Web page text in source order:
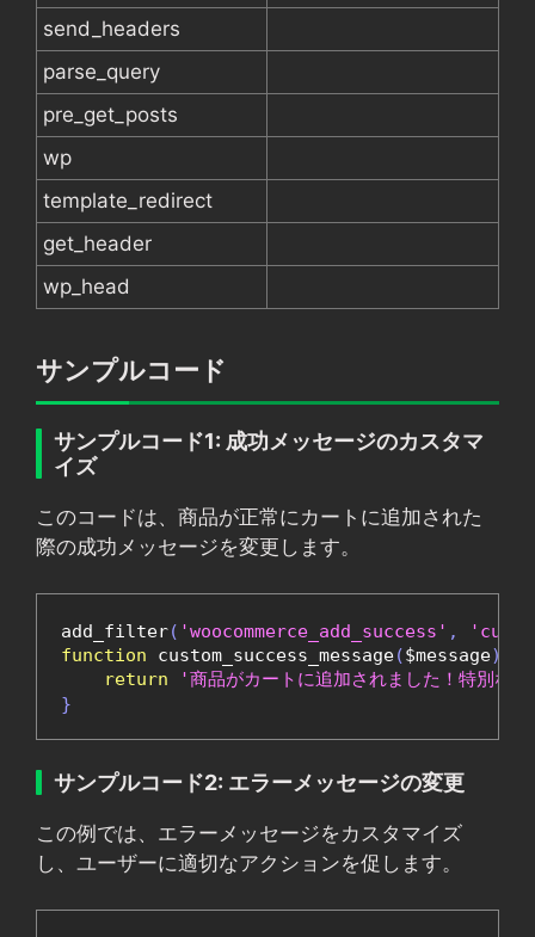
send_headers
parse_query
pre_get_posts
wp
template_redirect
get_header
wp_head
サンプルコード
サンプルコード1: 成功メッセージのカスタマ
イズ
このコードは、商品が正常にカートに追加された
際の成功メッセージを変更します。
add_filter( 'woocommerce_add_success' ,
function custom_success_message($message)
return
'商品がカートに追加されました！特別な
}
サンプルコード2: エラーメッセージの変更
この例では、エラーメッセージをカスタマイズ
し、ユーザーに適切なアクションを促します。